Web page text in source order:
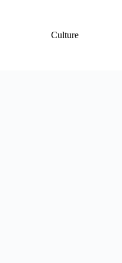
Culture